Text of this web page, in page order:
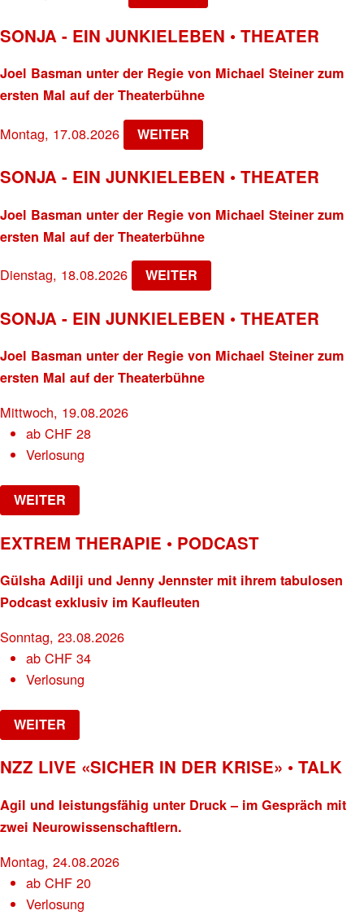
SONJA - EIN JUNKIELEBEN • THEATER
Joel Basman unter der Regie von Michael Steiner zum
ersten Mal auf der Theaterbühne
Montag, 17.08.2026 WEITER
SONJA - EIN JUNKIELEBEN • THEATER
Joel Basman unter der Regie von Michael Steiner zum
ersten Mal auf der Theaterbühne
Dienstag, 18.08.2026 WEITER
SONJA - EIN JUNKIELEBEN • THEATER
Joel Basman unter der Regie von Michael Steiner zum
ersten Mal auf der Theaterbühne
Mittwoch, 19.08.2026
abCHF 28
Verlosung
WEITER
EXTREM THERAPIE • PODCAST
Gülsha Adilji und Jenny Jennster mit ihrem tabulosen
Podcast exklusiv im Kaufleuten
Sonntag, 23.08.2026
abCHF 34
Verlosung
WEITER
NZZ LIVE «SICHER IN DER KRISE» • TALK
Agil und leistungsfähig unter Druck – im Gespräch mit
zwei Neurowissenschaftlern.
Montag, 24.08.2026
abCHF 20
Verlosung